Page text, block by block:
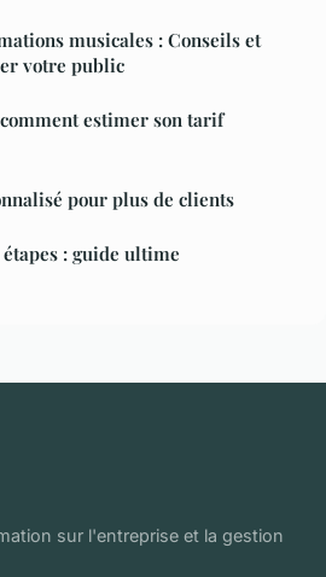
musicales : Conseils et
votre public
estimer son tarif
pour plus de clients
: guide ultime
sur l'entreprise et la gestion